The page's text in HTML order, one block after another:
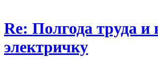
Re: Полгода труда
электричку